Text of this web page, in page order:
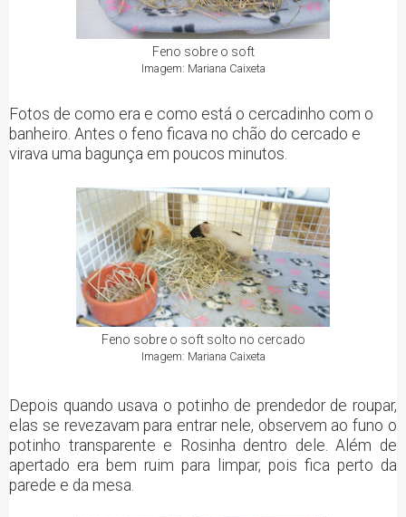
Feno sobre o soft
Imagem: Mariana Caixeta
Fotos de como era e como está o cercadinho com o
banheiro. Antes o feno ficava no chão do cercado e
virava uma bagunça em poucos minutos.
Feno sobre o soft solto no cercado
Imagem: Mariana Caixeta
Depois quando usava o potinho de prendedor de roupar,
elas se revezavam para entrar nele, observem ao funo o
potinho transparente e Rosinha dentro dele. Além de
apertado era bem ruim para limpar, pois fica perto da
parede e da mesa.